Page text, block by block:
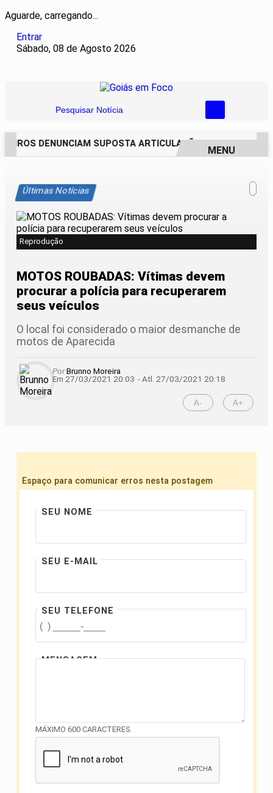
Aguarde, carregando...
Entrar
Sábado, 08 de Agosto 2026
Pesquisar Notícia
DENUNCIAM SUPOSTA ARTICULAÇÃO PARA
MENU
Últimas Notícias
Reprodução
MOTOS ROUBADAS: Vítimas devem
procurar a polícia para recuperarem
seus veículos
O local foi considerado o maior desmanche de
motos de Aparecida
PorBrunno Moreira
Em 27/03/2021 20:03 - Atl. 27/03/2021 20:18
A- A+
Espaço para comunicar erros nesta postagem
SEU NOME
SEU E-MAIL
SEU TELEFONE
MENSAGEM
MÁXIMO 600 CARACTERES.